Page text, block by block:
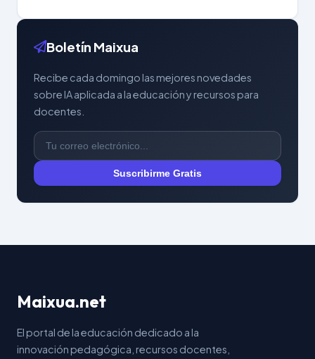
Boletín Maixua
Recibe cada domingo las mejores novedades
sobre IA aplicada a la educación y recursos para
docentes.
Suscribirme Gratis
Maixua.net
El portal de la educación dedicado a la
innovación pedagógica, recursos docentes,